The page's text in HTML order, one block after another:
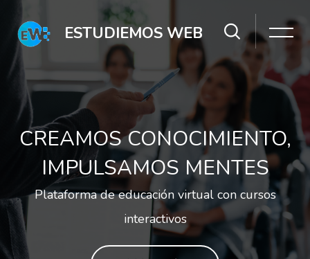
ESTUDIEMOS WEB
Salta [Cocoon] Slider style 2
CREAMOS CONOCIMIENTO,
IMPULSAMOS MENTES
Plataforma de educación virtual con cursos
interactivos